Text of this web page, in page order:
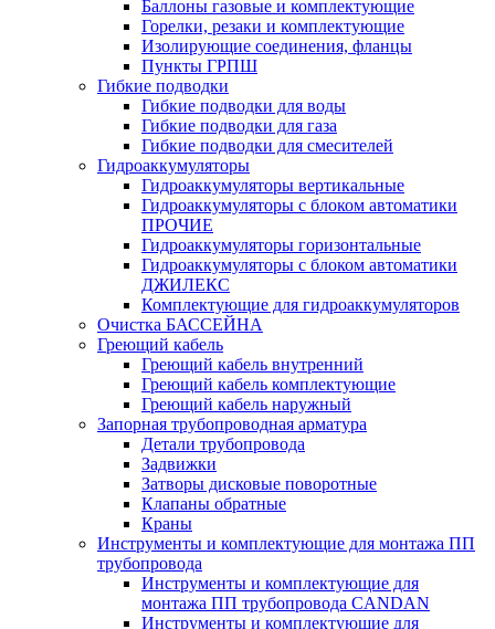
Баллоны газовые и комплектующие
Горелки, резаки и комплектующие
Изолирующие соединения, фланцы
Пункты ГРПШ
Гибкие подводки
Гибкие подводки для воды
Гибкие подводки для газа
Гибкие подводки для смесителей
Гидроаккумуляторы
Гидроаккумуляторы вертикальные
Гидроаккумуляторы с блоком автоматики
ПРОЧИЕ
Гидроаккумуляторы горизонтальные
Гидроаккумуляторы с блоком автоматики
ДЖИЛЕКС
Комплектующие для гидроаккумуляторов
Очистка БАССЕЙНА
Греющий кабель
Греющий кабель внутренний
Греющий кабель комплектующие
Греющий кабель наружный
Запорная трубопроводная арматура
Детали трубопровода
Задвижки
Затворы дисковые поворотные
Клапаны обратные
Краны
Инструменты и комплектующие для монтажа ПП
трубопровода
Инструменты и комплектующие для
монтажа ПП трубопровода CANDAN
Инструменты и комплектующие для